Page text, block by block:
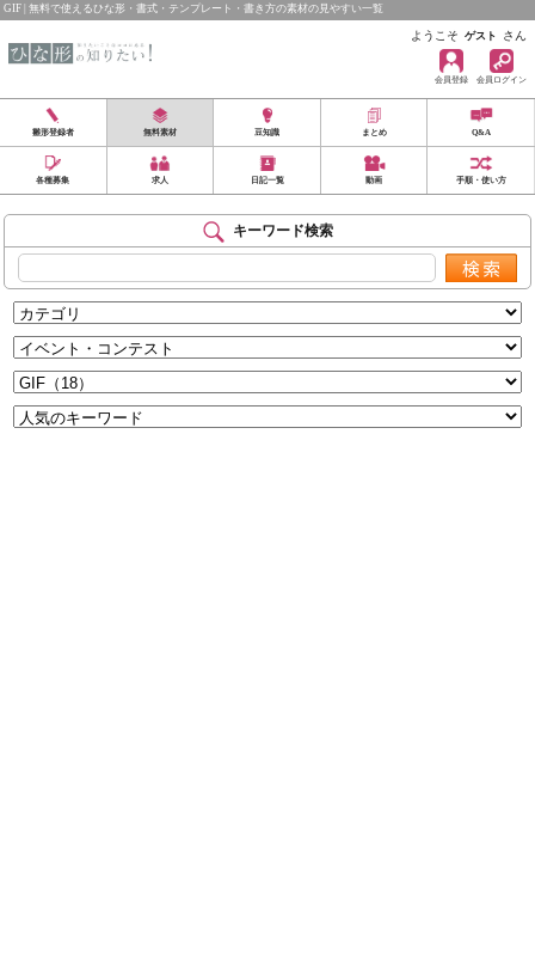
GIF | 無料で使えるひな形・書式・テンプレート・書き方の素材の見やすい一覧
ようこそ ゲスト さん
会員登録 会員ログイン
雛形登録者 無料素材 豆知識 まとめ Q&A
各種募集 求人 日記一覧 動画 手順・使い方
キーワード検索